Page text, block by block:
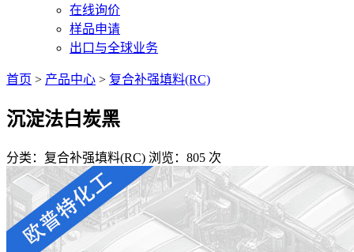
在线询价
样品申请
出口与全球业务
首页 > 产品中心 > 复合补强填料(RC)
沉淀法白炭黑
分类：复合补强填料(RC) 浏览：805 次